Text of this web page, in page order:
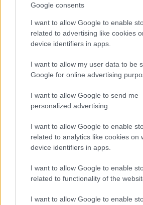
Google consents
I want to allow Google to enable
related to advertising like cookies
device identifiers in apps.
I want to allow my user data to be
Google for online advertising
I want to allow Google to send me
personalized advertising.
I want to allow Google to enable
related to analytics like cookies on
device identifiers in apps.
I want to allow Google to enable
related to functionality of the
I want to allow Google to enable
Tennis: Arthur Fils, Alcaraz e
treccine nel circuito ATP
Francesca Lombardi · 8 Ago 2026
TENNIS